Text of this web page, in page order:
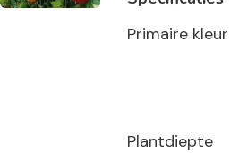
Primaire kleur
Plantdiepte